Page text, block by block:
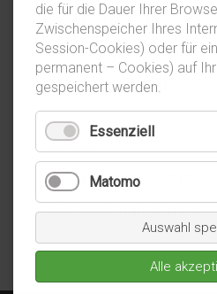
März 2020
Februar 2020
Januar 2020
2019
Dezember 2019
November 2019
die für die Dauer Ihrer
Zwischenspeicher Ihres
Session-Cookies) oder für
permanent – Cookies) auf
gespeichert werden.
Essenziell
Matomo
Auswahl
Alle